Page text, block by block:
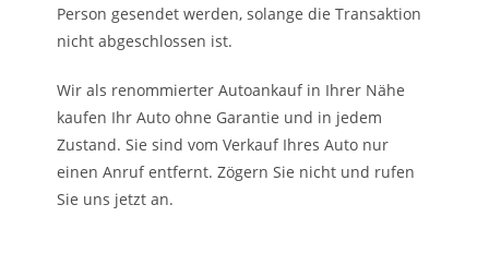
Person gesendet werden, solange die Transaktion
nicht abgeschlossen ist.
Wir als renommierter Autoankauf in Ihrer Nähe
kaufen Ihr Auto ohne Garantie und in jedem
Zustand. Sie sind vom Verkauf Ihres Auto nur
einen Anruf entfernt. Zögern Sie nicht und rufen
Sie uns jetzt an.